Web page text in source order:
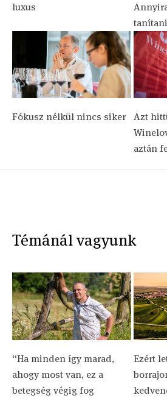
luxus
Fókusz nélkül nincs siker
Azt
aztán
Témánál vagyunk
“Ha minden így marad,
ahogy most van, ez a
betegség végig fog
Ezért